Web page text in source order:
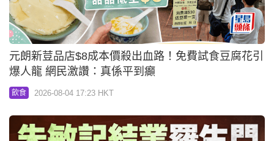
元朗新荳品店$8成本價殺出血路！免費試食豆腐花引
爆人龍 網民激讚：真係平到癲
飲食 2026-08-04 17:23 HKT